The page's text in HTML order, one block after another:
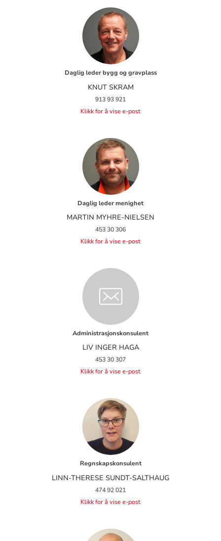
Daglig leder bygg og gravplass
KNUT SKRAM
913 93 921
Klikk for å vise e-post
Daglig leder menighet
MARTIN MYHRE-NIELSEN
453 30 306
Klikk for å vise e-post
Administrasjonskonsulent
LIV INGER HAGA
453 30 307
Klikk for å vise e-post
Regnskapskonsulent
LINN-THERESE SUNDT-SALTHAUG
474 92 021
Klikk for å vise e-post